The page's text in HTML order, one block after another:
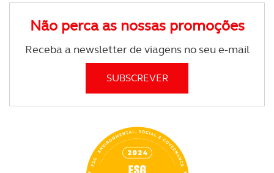
Não perca as nossas promoções
Receba a newsletter de viagens no seu e-mail